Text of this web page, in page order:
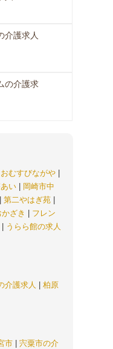
介護求人
の介護求
おむすびながや
い
岡崎市中
第二やはぎ苑
ざき
フレン
うらら館の求人
介護求人
柏原
市
宍粟市の介